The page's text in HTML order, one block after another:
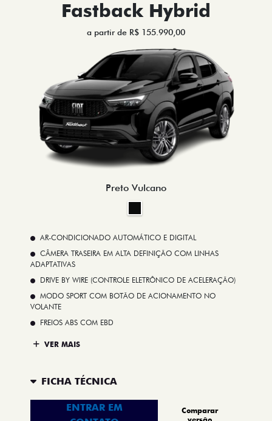
Fastback Hybrid
a partir de R$ 155.990,00
Preto Vulcano
AR-CONDICIONADO AUTOMÁTICO E DIGITAL
CÂMERA TRASEIRA EM ALTA DEFINIÇÃO COM LINHAS
ADAPTATIVAS
DRIVE BY WIRE (CONTROLE ELETRÔNICO DE ACELERAÇÃO)
MODO SPORT COM BOTÃO DE ACIONAMENTO NO
VOLANTE
FREIOS ABS COM EBD
VER MAIS
FICHA TÉCNICA
ENTRAR EM
Comparar